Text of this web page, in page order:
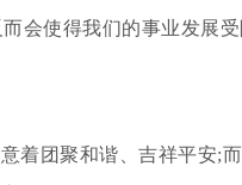
会使得我们的事业发展受
着团聚和谐、吉祥平安;